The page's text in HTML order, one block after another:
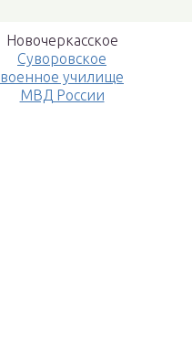
Новочеркасское
Суворовское
военное училище
МВД России